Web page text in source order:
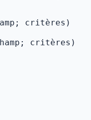
critères)
champ; critères)